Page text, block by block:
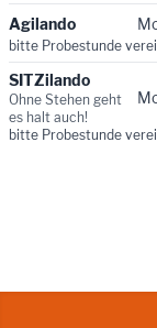
Agilando
bitte Probestunde
SITZilando
Ohne Stehen geht
es halt auch!
bitte Probestunde